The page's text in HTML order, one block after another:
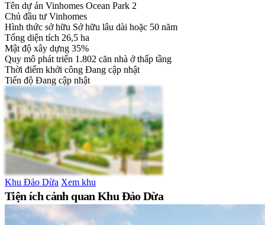
Tên dự án Vinhomes Ocean Park 2
Chủ đầu tư Vinhomes
Hình thức sở hữu Sở hữu lâu dài hoặc 50 năm
Tổng diện tích 26,5 ha
Mật độ xây dựng 35%
Quy mô phát triển 1.802 căn nhà ở thấp tầng
Thời điểm khởi công Đang cập nhật
Tiến độ Đang cập nhật
Khu Đảo Dừa Xem khu
Tiện ích cảnh quan Khu Đảo Dừa